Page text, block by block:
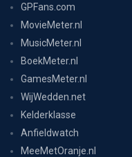
GPFans.com
MovieMeter.nl
MusicMeter.nl
BoekMeter.nl
GamesMeter.nl
WijWedden.net
Kelderklasse
Anfieldwatch
MeeMetOranje.nl